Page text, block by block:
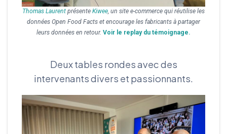
Thomas Laurent présente Kiwee, un site e-commerce qui réutilise les
données Open Food Facts et encourage les fabricants à partager
leurs données en retour. Voir le replay du témoignage.
Deux tables rondes avec des
intervenants divers et passionnants.